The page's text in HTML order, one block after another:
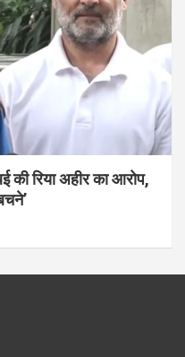
की रिया अहीर का आरोप,